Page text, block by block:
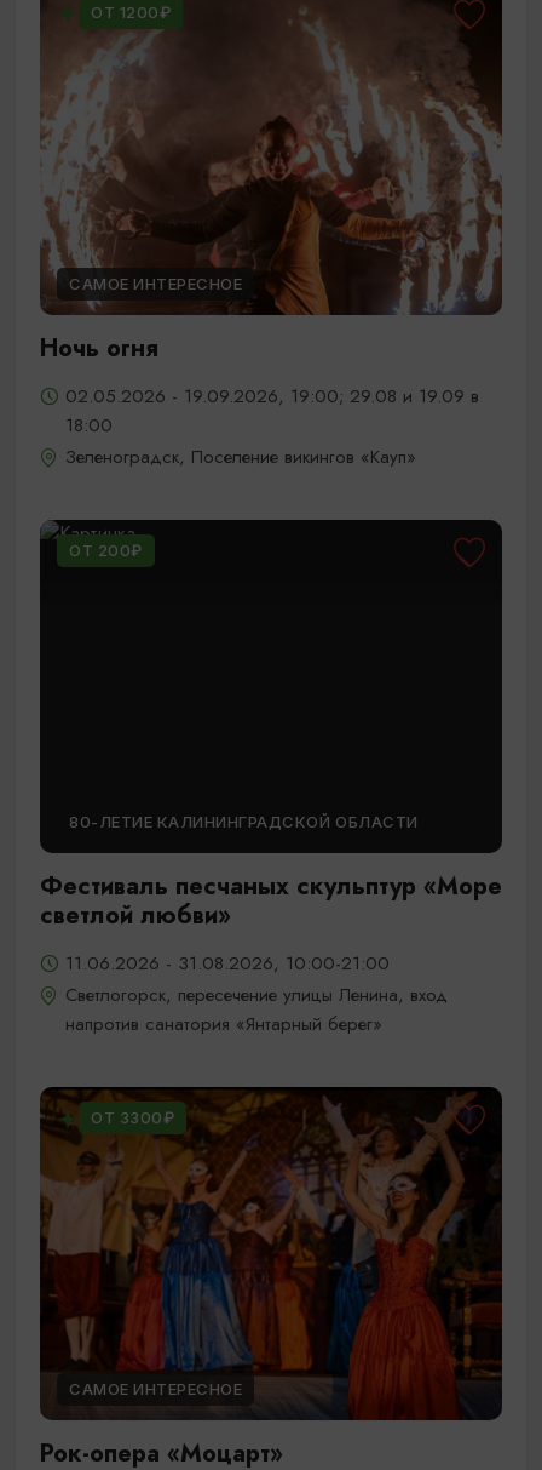
ОТ 1200₽
САМОЕ ИНТЕРЕСНОЕ
Ночь огня
02.05.2026 - 19.09.2026, 19:00; 29.08 и 19.09 в
18:00
Зеленоградск, Поселение викингов «Кауп»
ОТ 200₽
80-ЛЕТИЕ КАЛИНИНГРАДСКОЙ ОБЛАСТИ
Фестиваль песчаных скульптур «Море
светлой любви»
11.06.2026 - 31.08.2026, 10:00-21:00
Светлогорск, пересечение улицы Ленина, вход
напротив санатория «Янтарный берег»
ОТ 3300₽
САМОЕ ИНТЕРЕСНОЕ
Рок-опера «Моцарт»